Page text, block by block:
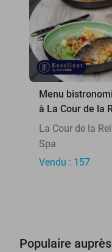
Menu
à La Cour de la
La Cour de la
Spa
Vendu : 157
Populaire